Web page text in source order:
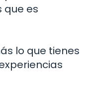
que es
lo que tienes